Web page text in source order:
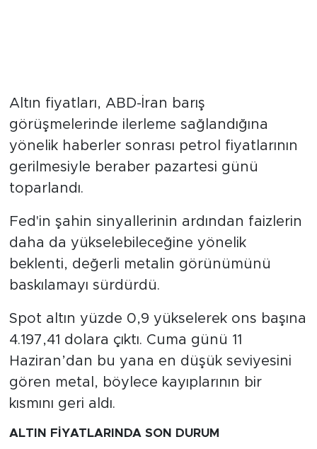
Altın fiyatları, ABD-İran barış
görüşmelerinde ilerleme sağlandığına
yönelik haberler sonrası petrol fiyatlarının
gerilmesiyle beraber pazartesi günü
toparlandı.
Fed'in şahin sinyallerinin ardından faizlerin
daha da yükselebileceğine yönelik
beklenti, değerli metalin görünümünü
baskılamayı sürdürdü.
Spot altın yüzde 0,9 yükselerek ons başına
4.197,41 dolara çıktı. Cuma günü 11
Haziran’dan bu yana en düşük seviyesini
gören metal, böylece kayıplarının bir
kısmını geri aldı.
ALTIN FİYATLARINDA SON DURUM